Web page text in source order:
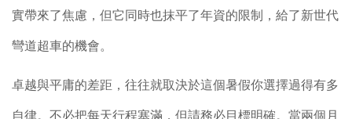
實帶來了焦慮，但它同時也抹平了年資的限制，給了新世代
彎道超車的機會。
卓越與平庸的差距，往往就取決於這個暑假你選擇過得有多
自律。不必把每天行程塞滿，但請務必目標明確。當兩個月